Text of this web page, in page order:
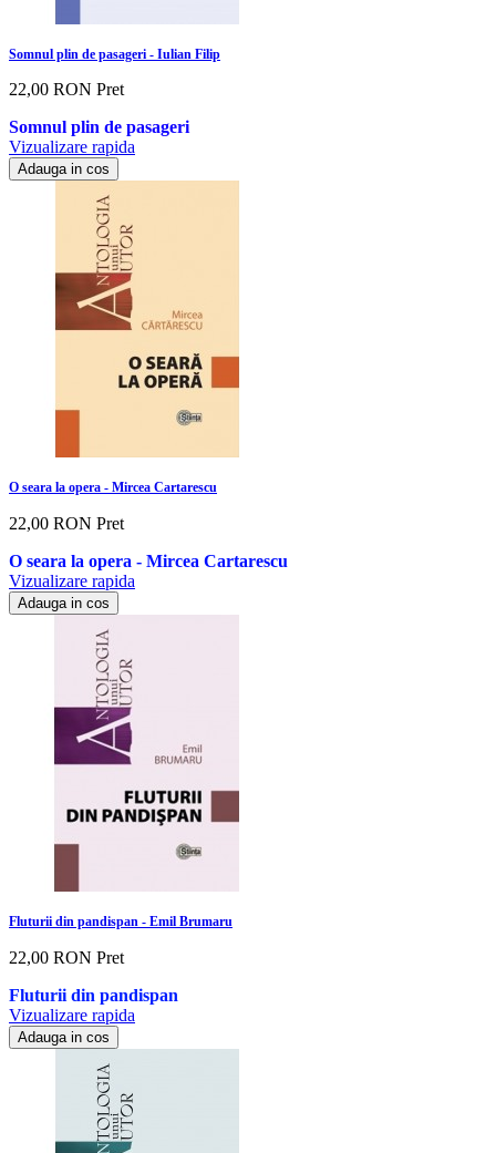
Somnul plin de pasageri - Iulian Filip
22,00 RON Pret
Somnul plin de pasageri
Vizualizare rapida
Adauga in cos
O seara la opera - Mircea Cartarescu
22,00 RON Pret
O seara la opera - Mircea Cartarescu
Vizualizare rapida
Adauga in cos
Fluturii din pandispan - Emil Brumaru
22,00 RON Pret
Fluturii din pandispan
Vizualizare rapida
Adauga in cos